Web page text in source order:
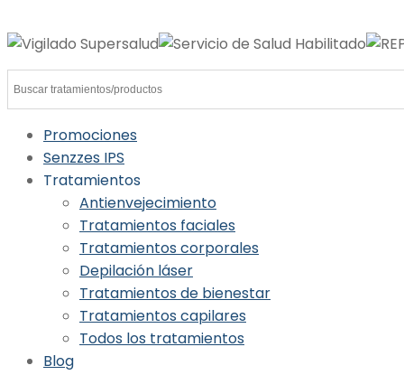
Promociones
Senzzes IPS
Tratamientos
Antienvejecimiento
Tratamientos faciales
Tratamientos corporales
Depilación láser
Tratamientos de bienestar
Tratamientos capilares
Todos los tratamientos
Blog